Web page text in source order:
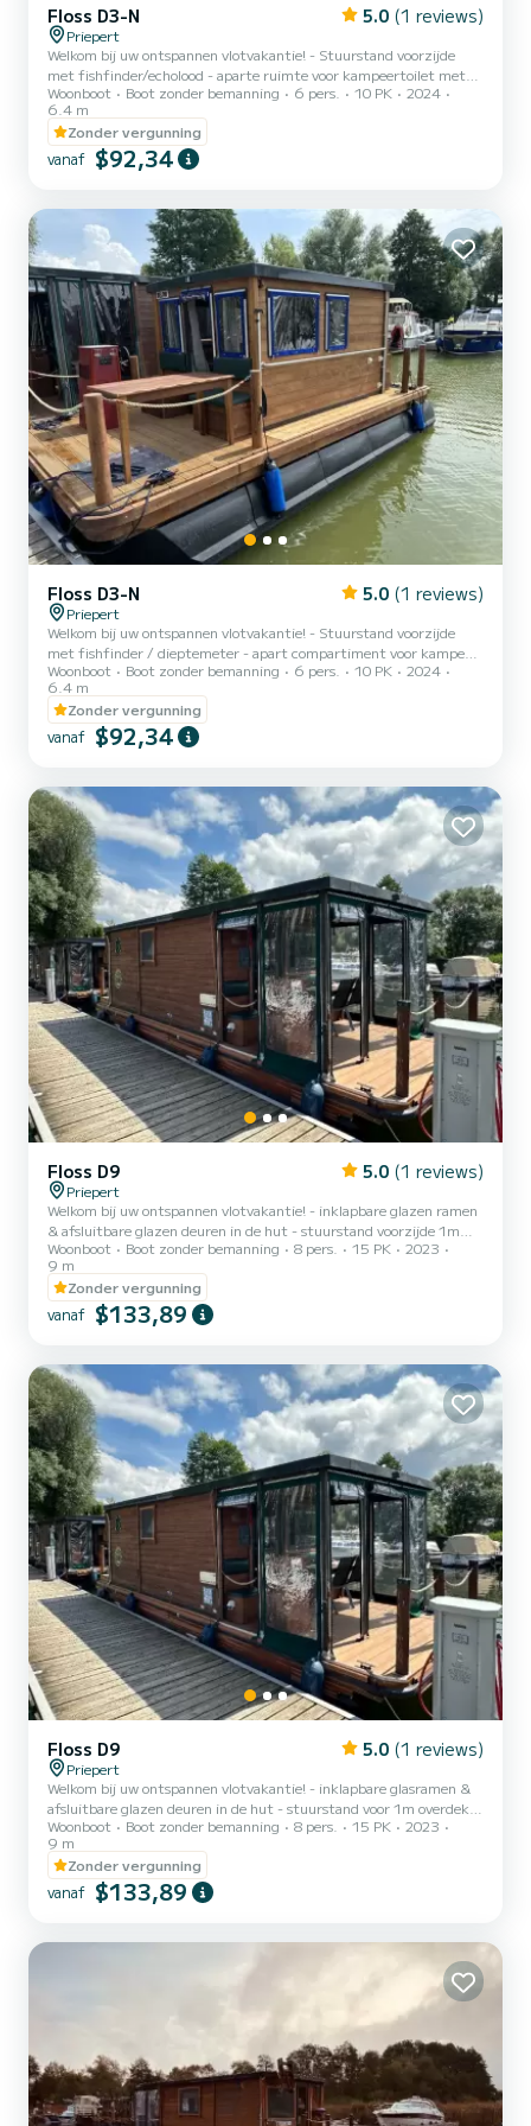
Floss D3-N 5.0 (1 reviews)
Priepert
Welkom bij uw ontspannen vlotvakantie! - Stuurstand voorzijde
met fishfinder/echolood - aparte ruimte voor kampeertoilet met
zijwanden en gordijn - keukenblok met gas koelkast en 2-pits
gasfornuis - 12V aansluiting met zonnepaneelondersteuning -
230V walstroomaansluiting - loopbaar dak - 2-3 vaste
slaapplaatsen Er is waarschijnlijk geen centraler vertrekpunt in de
waterwereld van Mecklenburg en Brandenburg. Priepert ligt
uit de h...
Woonboot Boot zonder bemanning 6 pers. 10 PK
2024
6.4 m
Zonder vergunning
vanaf $92,34
Floss D3-N 5.0 (1 reviews)
Priepert
Welkom bij uw ontspannen vlotvakantie! - Stuurstand voorzijde
met fishfinder / dieptemeter - apart compartiment voor kampeer-
wc met zijwanden en gordijn - kitchenette met gas koelkast en 2-
pits gasfornuis - 12V aansluiting met zonnepaneel als
ondersteuning - 230V walstroomaansluiting - beloopbaar dak - 2-3
vaste slaapplaatsen. Er is waarschijnlijk geen centraler startpunt in
de waterwereld van Mecklenburg en Brandenburg. Priepert ligt
Woonboot Boot zonder bemanning 6 pers. 10 PK
2024
6.4 m
Zonder vergunning
vanaf $92,34
Floss D9 5.0 (1 reviews)
Priepert
Welkom bij uw ontspannen vlotvakantie! - inklapbare glazen ramen
& afsluitbare glazen deuren in de hut - stuurstand voorzijde 1m
overdekt - toilet met vaste toiletpot & wastafel - 250l watertank
& afvalwatertank - keuken met koelkast, gasfornuis, gootsteen -
12V aansluiting en 230V walstroomaansluiting - dak beloopbaar -
terras met 1m brede luifel - 2-6 vaste slaapplaatsen. Er is
waarschijnlijk geen centraler startpunt in de waterwereld van
Woonboot Boot zonder bemanning 8 pers. 15 PK
2023
9 m
Zonder vergunning
vanaf $133,89
Floss D9 5.0 (1 reviews)
Priepert
Welkom bij uw ontspannen vlotvakantie! - inklapbare glasramen &
afsluitbare glazen deuren in de hut - stuurstand voor 1m overdekt
- toilet met vaste toilet & wastafel - 250l water- & afvaltank -
keuken met koelkast, gasfornuis, gootsteen - 12 V aansluiting en
230V walstroomaansluiting - dak beloopbaar - terras met 1m breed
afdak - 2-6 vaste slaapplaatsen. Er is waarschijnlijk geen centralere
uitvalsbasis in de waterwereld van Mecklenburg en Brandenburg.
Woonboot Boot zonder bemanning 8 pers. 15 PK
2023
9 m
Zonder vergunning
vanaf $133,89